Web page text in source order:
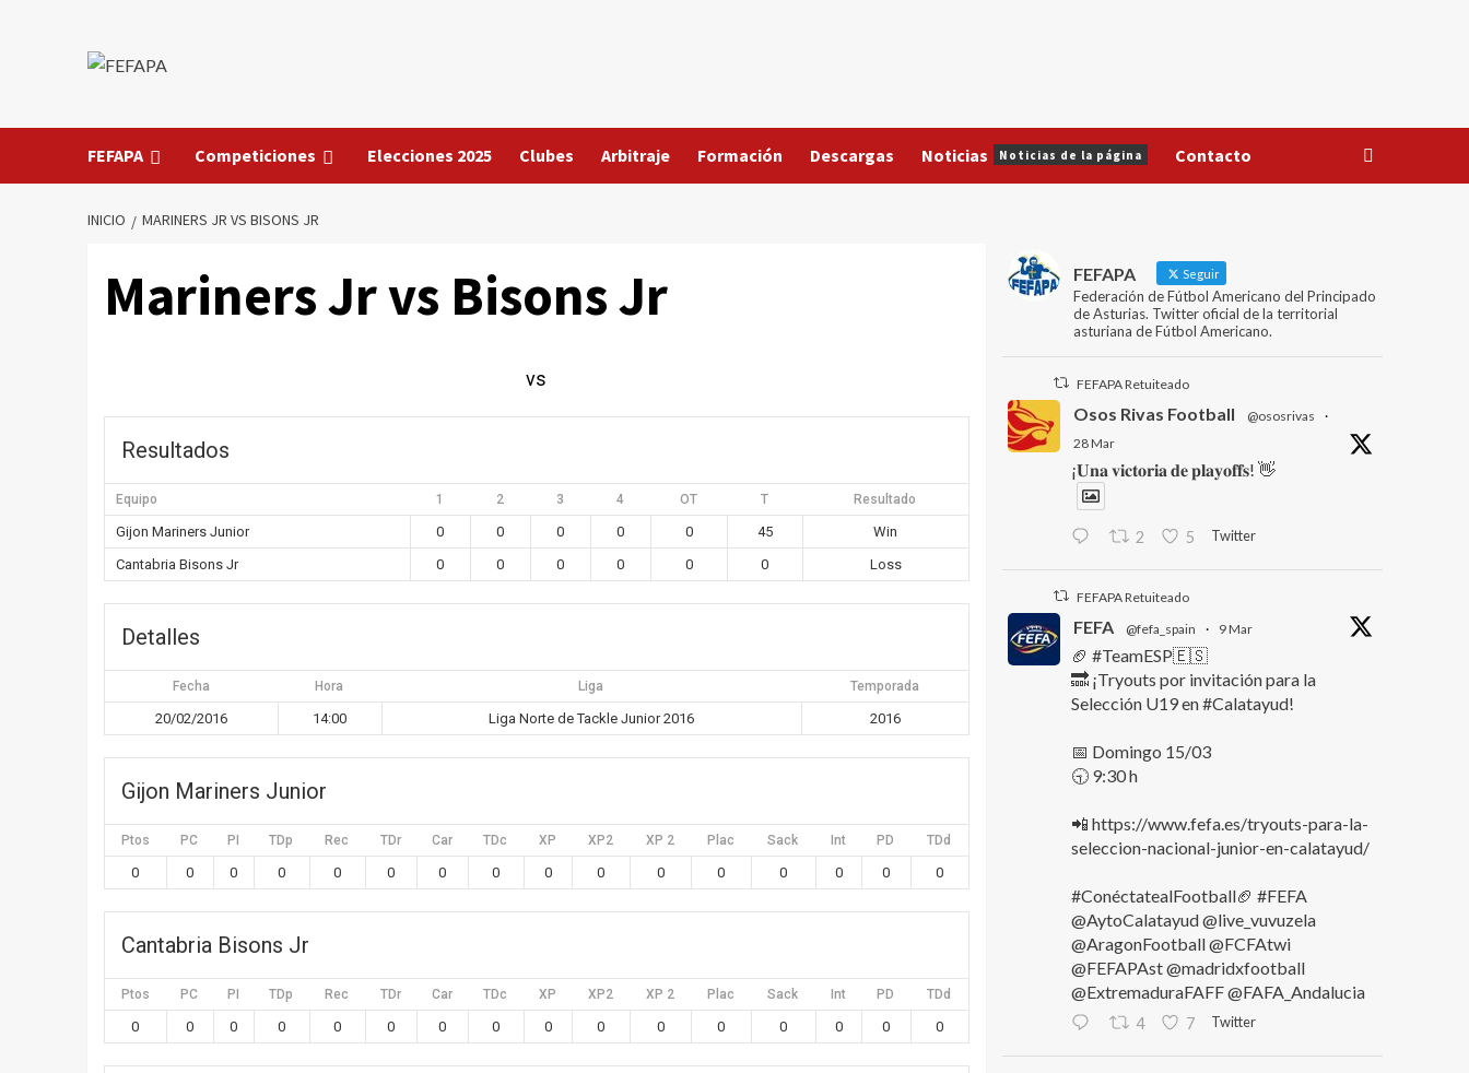
FEFAPA Competiciones Elecciones 2025 Clubes Arbitraje Formación Descargas Noticias Noticias de la página Contacto
INICIO MARINERS JR VS BISONS JR
Mariners Jr vs Bisons Jr
vs
Resultados
Equipo 1 2 3 4 OT T Resultado
Gijon Mariners Junior 0 0 0 0 0 45
Win
Cantabria Bisons Jr
0 0 0 0 0 0 Loss
Detalles
Fecha Hora Liga Temporada
20/02/2016 14:00 Liga Norte de Tackle Junior 2016 2016
Gijon Mariners Junior
Ptos PC PI TDp Rec TDr Car TDc XP XP2 XP 2 Plac Sack Int PD TDd
0 0 0 0 0 0 0 0 0 0 0 0 0 0 0 0
Cantabria Bisons Jr
Ptos PC PI TDp Rec TDr Car TDc XP XP2 XP 2 Plac Sack Int PD TDd
0 0 0 0 0 0 0 0 0 0 0 0 0 0 0 0
FEFAPA Seguir
Federación de Fútbol Americano del Principado
de Asturias. Twitter oficial de la territorial
asturiana de Fútbol Americano.
FEFAPA Retuiteado
Osos Rivas Football @ososrivas
·
28 Mar
¡𝐔𝐧𝐚 𝐯𝐢𝐜𝐭𝐨𝐫𝐢𝐚 𝐝𝐞 𝐩𝐥𝐚𝐲𝐨𝐟𝐟𝐬! 👋
2 5 Twitter
FEFAPA Retuiteado
FEFA @fefa_spain · 9 Mar
🏈 #TeamESP🇪🇸
🔜 ¡Tryouts por invitación para la
Selección U19 en #Calatayud!
📅 Domingo 15/03
🕤 9:30 h
📲 https://www.fefa.es/tryouts-para-la-
seleccion-nacional-junior-en-calatayud/
#ConéctatealFootball🏈 #FEFA
@AytoCalatayud @live_vuvuzela
@AragonFootball @FCFAtwi
@FEFAPAst @madridxfootball
@ExtremaduraFAFF @FAFA_Andalucia
4 7 Twitter